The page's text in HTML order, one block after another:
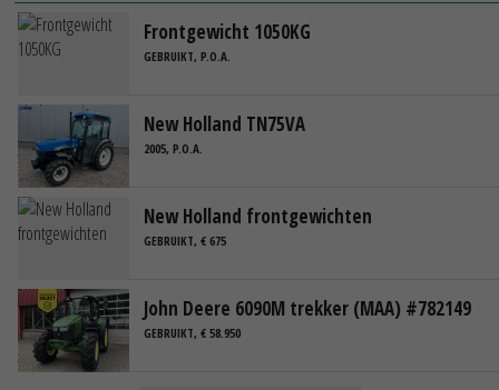
Frontgewicht 1050KG
GEBRUIKT, P.O.A.
New Holland TN75VA
2005, P.O.A.
New Holland frontgewichten
GEBRUIKT, € 675
John Deere 6090M trekker (MAA) #782149
GEBRUIKT, € 58.950